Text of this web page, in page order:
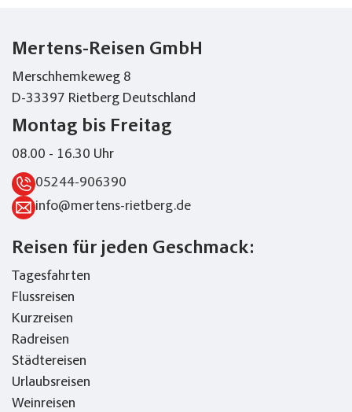
Mertens-Reisen GmbH
Merschhemkeweg 8
D-33397 Rietberg Deutschland
Montag bis Freitag
08.00 - 16.30 Uhr
05244-906390
info@mertens-rietberg.de
Reisen für jeden Geschmack:
Tagesfahrten
Flussreisen
Kurzreisen
Radreisen
Städtereisen
Urlaubsreisen
Weinreisen